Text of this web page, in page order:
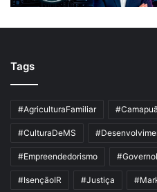
Tags
#AgriculturaFamiliar #Camapuã
#CulturaDeMS
#Empreendedorismo
#IsençãoIR #Justiça